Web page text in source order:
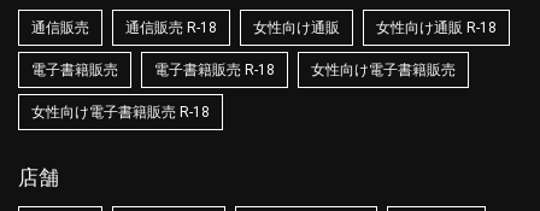
通信販売 通信販売 R-18 女性向け通販 女性向け通販 R-18
電子書籍販売 電子書籍販売 R-18 女性向け電子書籍販売
女性向け電子書籍販売 R-18
店舗